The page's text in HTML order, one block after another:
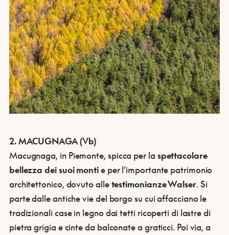
2. MACUGNAGA (Vb)
Macugnaga, in Piemonte, spicca per la spettacolare
bellezza dei suoi montie per l’importante patrimonio
architettonico, dovuto alletestimonianze Walser. Si
parte dalle antiche vie del borgo su cui affacciano le
tradizionali case in legno dai tetti ricoperti di lastre di
pietra grigia e cinte da balconate a graticci. Poi via, a